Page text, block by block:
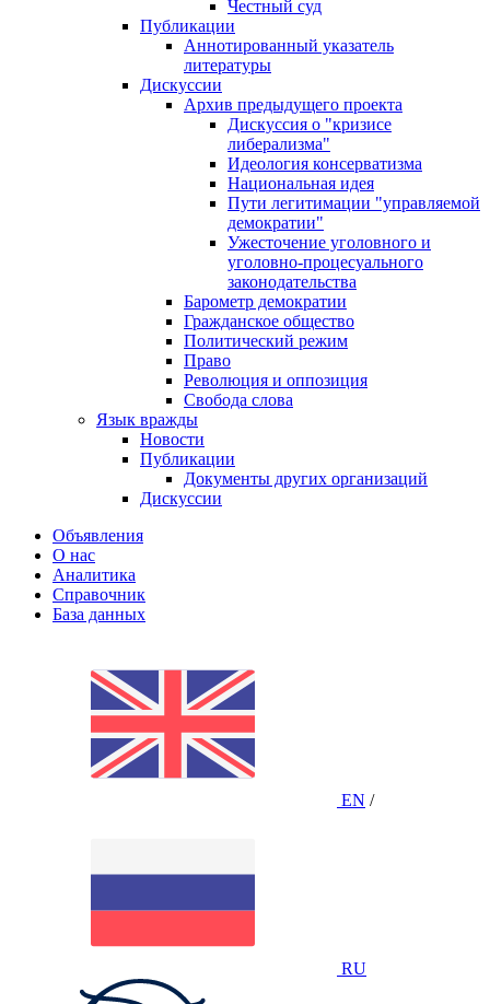
Честный суд
Публикации
Аннотированный указатель
литературы
Дискуссии
Архив предыдущего проекта
Дискуссия о "кризисе
либерализма"
Идеология консерватизма
Национальная идея
Пути легитимации "управляемой
демократии"
Ужесточение уголовного и
уголовно-процесуального
законодательства
Барометр демократии
Гражданское общество
Политический режим
Право
Революция и оппозиция
Свобода слова
Язык вражды
Новости
Публикации
Документы других организаций
Дискуссии
Объявления
О нас
Аналитика
Справочник
База данных
EN /
RU